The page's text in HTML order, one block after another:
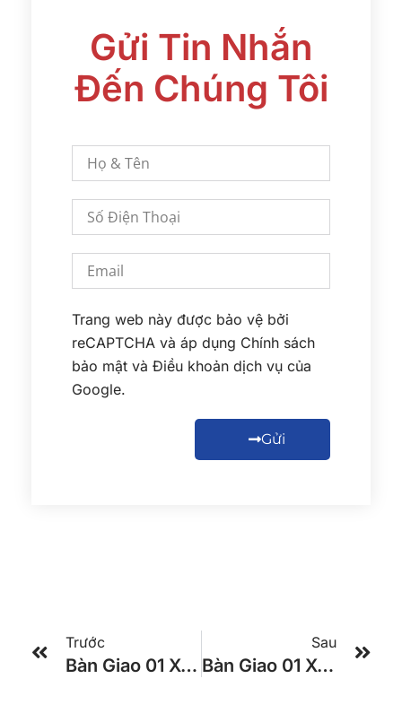
Gửi Tin Nhắn
Đến Chúng Tôi
Trang web này được bảo vệ bởi
reCAPTCHA và áp dụng Chính sách
bảo mật và Điều khoản dịch vụ của
Google.
Gửi
Trước
Bàn Giao 01 Xe KIA GRANBIRD 47 Chổ VIN26 Cho Cty Hiếu Ngọc Tại TPHCM.
Sau
Bàn Giao 01 Xe KIA GRANBIRD 47 Chổ VIN26 Cho Khách Hàng Ở Đồng Nai